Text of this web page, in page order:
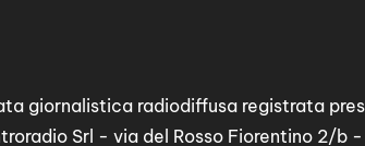
giornalistica radiodiffusa registrata
Srl - via del Rosso Fiorentino 2/b